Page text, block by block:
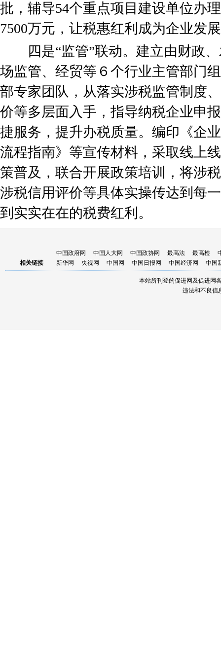
批，辅导54个重点项目建设单位办
7500万元，让税惠红利成为企业发
四是“监管”联动。建立由财政、
场监管、经贸等６个行业主管部门
部专家团队，从落实涉税监管制度
价等多层面入手，指导纳税企业申
捷服务，提升办税质量。编印《企
流程指南》等宣传材料，采取线上
策普及，联合开展政策培训，将涉
涉税信用评价等具体实操传达到每
到实实在在的税费红利。
相关链接
中国政府网 中国人大网 中国政协网 最高法 最高检
新华网
央视网 中国网 中国日报网 中国经济网 中国
本站所刊登的促进网及促进网
违法和不良信